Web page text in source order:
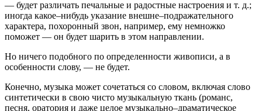
— будет различать печальные и радостные настроения и т. д.;
иногда какое–нибудь указание внешне–подражательного
характера, похоронный звон, например, ему немножко
поможет — он будет шарить в этом направлении.
Но ничего подобного по определенности живописи, а в
особенности слову, — не будет.
Конечно, музыка может сочетаться со словом, включая слово
синтетически в свою чисто музыкальную ткань (романс,
песня, оратория и даже целое музыкально–драматическое